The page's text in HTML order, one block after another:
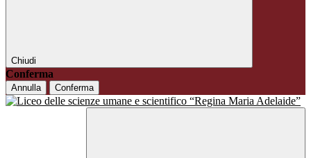
Chiudi
Conferma
Annulla Conferma